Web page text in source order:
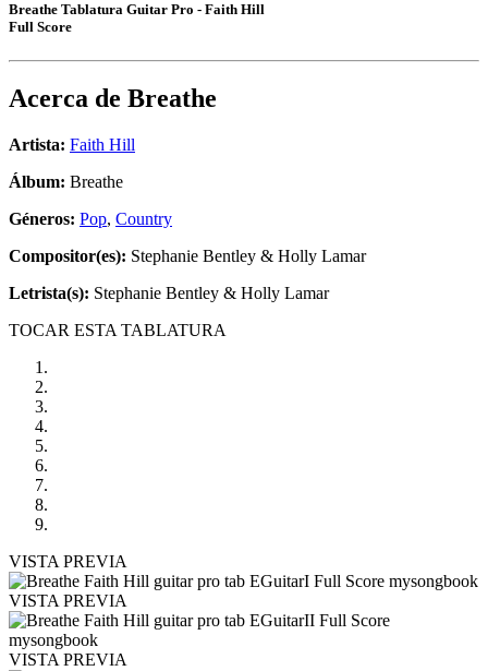
Breathe Tablatura Guitar Pro - Faith Hill
Full Score
Acerca de Breathe
Artista: Faith Hill
Álbum: Breathe
Géneros: Pop, Country
Compositor(es): Stephanie Bentley & Holly Lamar
Letrista(s): Stephanie Bentley & Holly Lamar
TOCAR ESTA TABLATURA
VISTA PREVIA
VISTA PREVIA
VISTA PREVIA